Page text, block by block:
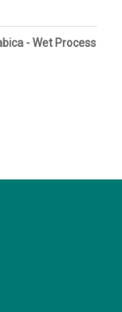
- Wet Process